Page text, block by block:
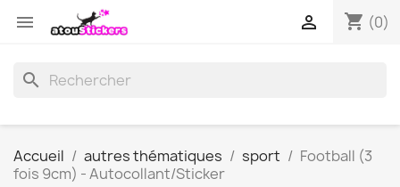
 shopping_cart (0)

search
Accueil autres thématiques sport
Football (3
fois 9cm) - Autocollant/Sticker